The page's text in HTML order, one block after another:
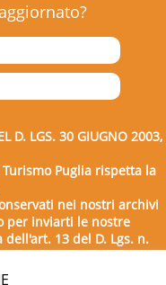
D. LGS. 30 GIUGNO 2003,
Puglia rispetta la
nei nostri archivi
per inviarti le nostre
13 del D. Lgs. n.